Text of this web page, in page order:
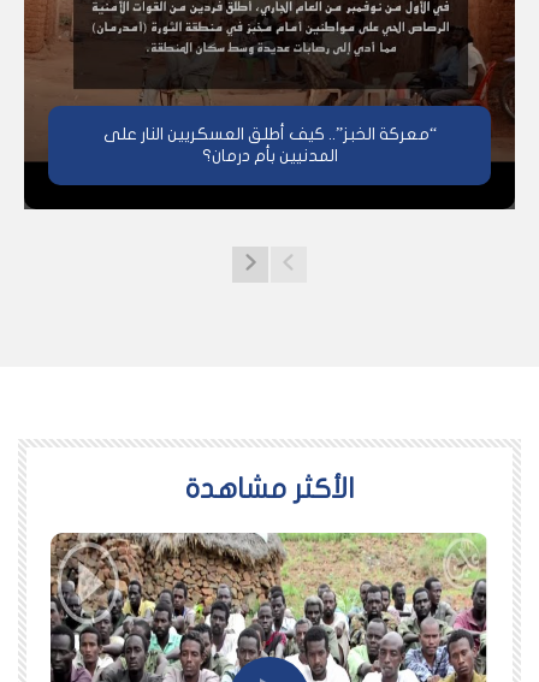
“معركة الخبز”.. كيف أطلق العسكريين النار على
المدنيين بأم درمان؟
اﻷكثر مشاهدة